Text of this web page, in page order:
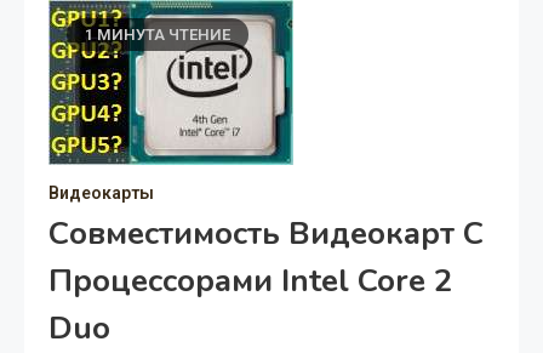
1 МИНУТА ЧТЕНИЕ
Видеокарты
Совместимость Видеокарт С
Процессорами Intel Core 2
Duo